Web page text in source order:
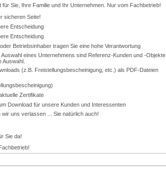
für Sie, Ihre Familie und Ihr Unternehmen. Nur vom Fachbetrieb!
sicheren Seite!
Entscheidung
Entscheidung
Betriebsin­haber tragen Sie eine hohe Verantwortung
eines Unternehmens sind Referenz-Kunden und -Objekte.
Auswahl.
(z.B. Freistel­lungsbe­scheinigung, etc.) als PDF-Dateien
Zertifikate
Download für unsere Kunden und Interessenten
uns verlassen ... Sie natürlich auch!
Sie da!